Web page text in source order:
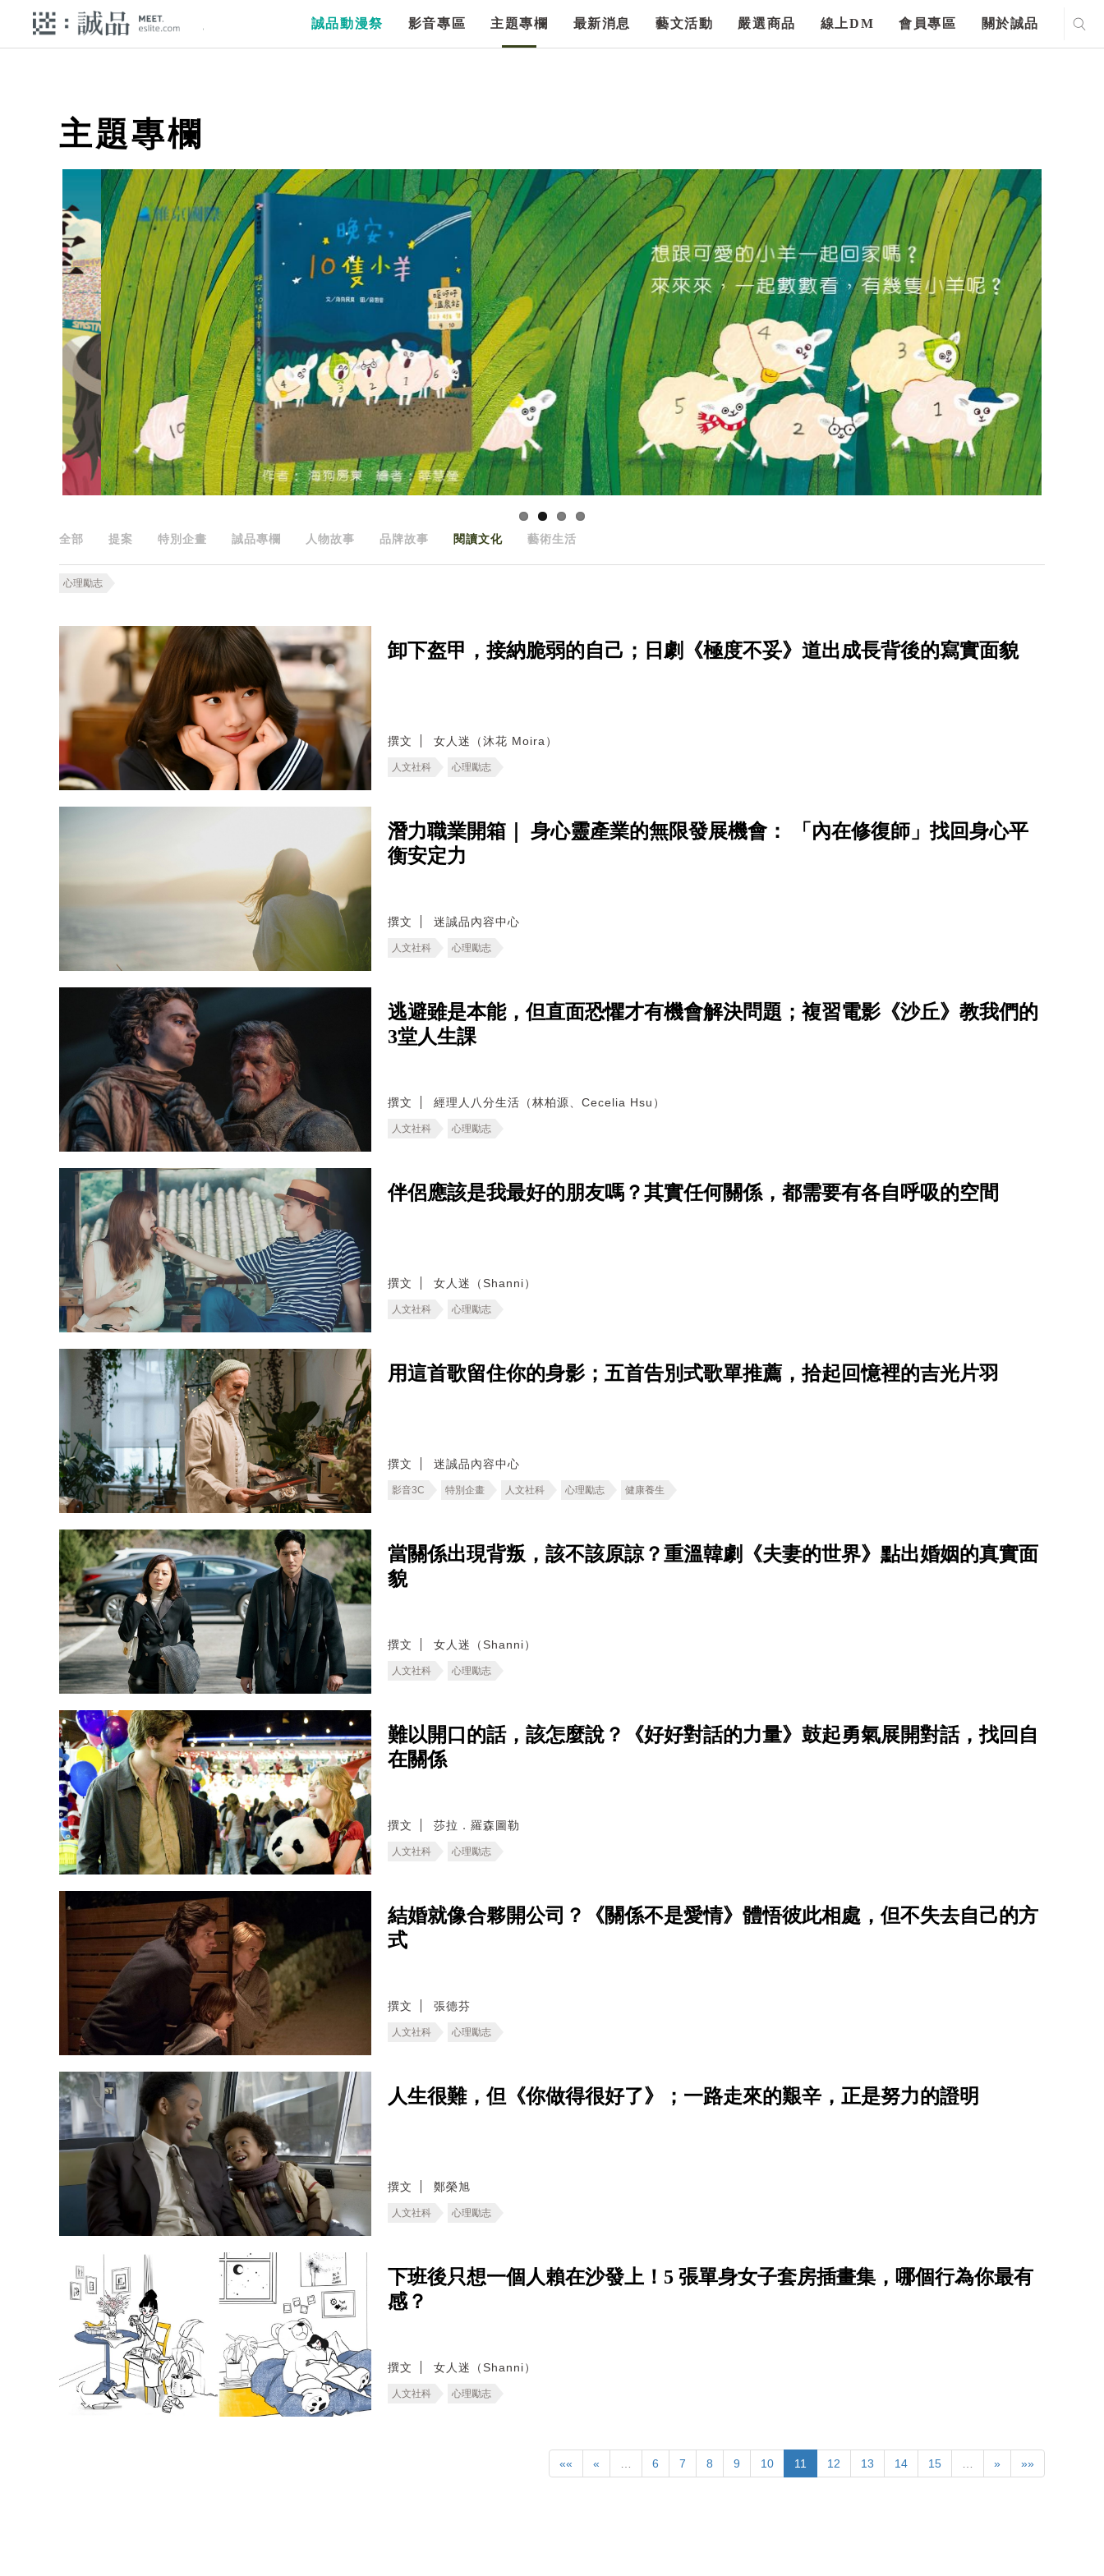
誠品動漫祭 影音專區 主題專欄 最新消息 藝文活動 嚴選商品 線上DM 會員專區 關於誠品
主題專欄
全部 提案 特別企畫 誠品專欄 人物故事 品牌故事 閱讀文化 藝術生活
心理勵志
卸下盔甲，接納脆弱的自己；日劇《極度不妥》道出成長背後的寫實面貌
撰文 女人迷（沐花 Moira）
人文社科 心理勵志
潛力職業開箱｜ 身心靈產業的無限發展機會： 「內在修復師」找回身心平
衡安定力
撰文 迷誠品內容中心
人文社科 心理勵志
逃避雖是本能，但直面恐懼才有機會解決問題；複習電影《沙丘》教我們的
3堂人生課
撰文 經理人八分生活（林柏源、Cecelia Hsu）
人文社科 心理勵志
伴侶應該是我最好的朋友嗎？其實任何關係，都需要有各自呼吸的空間
撰文 女人迷（Shanni）
人文社科 心理勵志
用這首歌留住你的身影；五首告別式歌單推薦，拾起回憶裡的吉光片羽
撰文 迷誠品內容中心
影音3C 特別企畫 人文社科 心理勵志 健康養生
當關係出現背叛，該不該原諒？重溫韓劇《夫妻的世界》點出婚姻的真實面
貌
撰文 女人迷（Shanni）
人文社科 心理勵志
難以開口的話，該怎麼說？《好好對話的力量》鼓起勇氣展開對話，找回自
在關係
撰文 莎拉．羅森圖勒
人文社科 心理勵志
結婚就像合夥開公司？《關係不是愛情》體悟彼此相處，但不失去自己的方
式
撰文 張德芬
人文社科 心理勵志
人生很難，但《你做得很好了》；一路走來的艱辛，正是努力的證明
撰文 鄭榮旭
人文社科 心理勵志
下班後只想一個人賴在沙發上！5 張單身女子套房插畫集，哪個行為你最有
感？
撰文 女人迷（Shanni）
人文社科 心理勵志
«« « … 6 7 8 9 10 11 12 13 14 15 … » »»